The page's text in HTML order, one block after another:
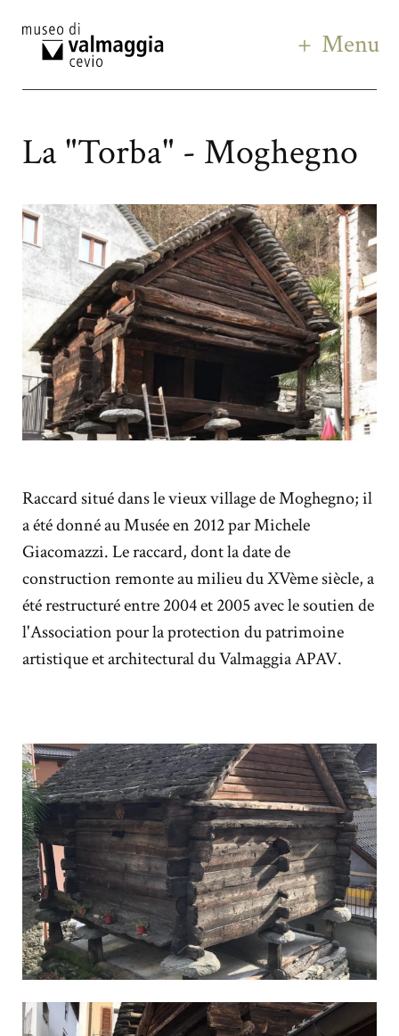
Menu
La "Torba" - Moghegno
Raccard situé dans le vieux village de Moghegno; il
a été donné au Musée en 2012 par Michele
Giacomazzi. Le raccard, dont la date de
construction remonte au milieu du XVème siècle, a
été restructuré entre 2004 et 2005 avec le soutien de
l'Association pour la protection du patrimoine
artistique et architectural du Valmaggia APAV.